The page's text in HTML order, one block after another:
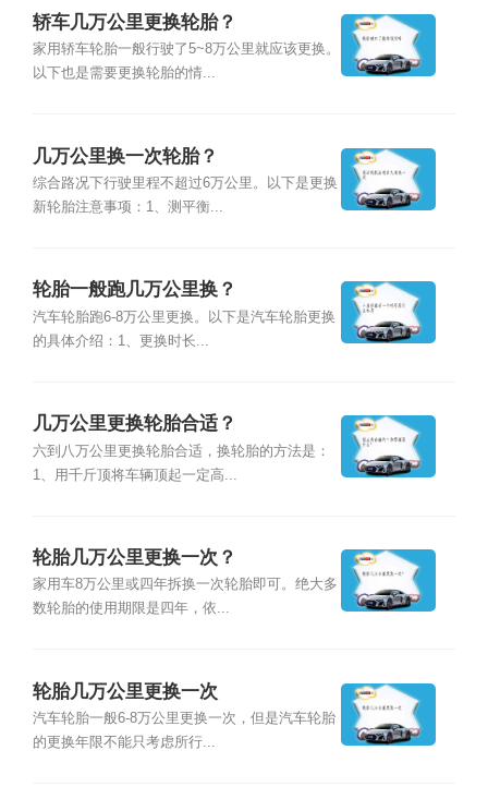
轿车几万公里更换轮胎？
家用轿车轮胎一般行驶了5~8万公里就应该更换。
以下也是需要更换轮胎的情...
几万公里换一次轮胎？
综合路况下行驶里程不超过6万公里。以下是更换
新轮胎注意事项：1、测平衡...
轮胎一般跑几万公里换？
汽车轮胎跑6-8万公里更换。以下是汽车轮胎更换
的具体介绍：1、更换时长...
几万公里更换轮胎合适？
六到八万公里更换轮胎合适，换轮胎的方法是：
1、用千斤顶将车辆顶起一定高...
轮胎几万公里更换一次？
家用车8万公里或四年拆换一次轮胎即可。绝大多
数轮胎的使用期限是四年，依...
轮胎几万公里更换一次
汽车轮胎一般6-8万公里更换一次，但是汽车轮胎
的更换年限不能只考虑所行...